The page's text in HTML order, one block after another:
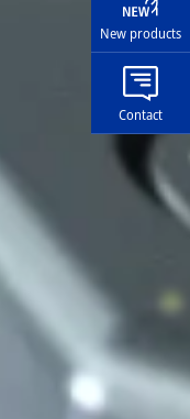
New products
Contact